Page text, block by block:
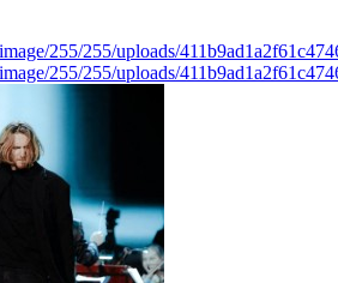
255/255/uploads/
255/255/uploads/